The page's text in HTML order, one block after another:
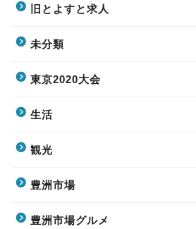
旧とよすと求人
未分類
東京2020大会
生活
観光
豊洲市場
豊洲市場グルメ